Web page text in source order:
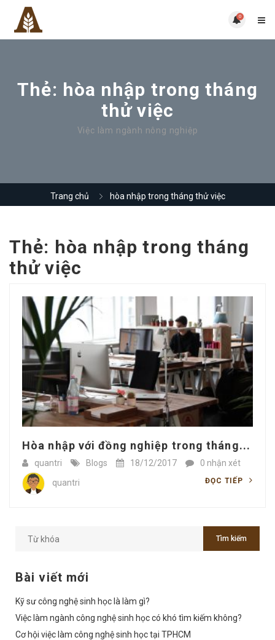
0
Thẻ: hòa nhập trong tháng
thử việc
Việc làm ngành nông nghiệp
Trang chủ hòa nhập trong tháng thử việc
Thẻ: hòa nhập trong tháng
thử việc
Hòa nhập với đồng nghiệp trong tháng...
quantri Blogs 18/12/2017 0 nhận xét
quantri ĐỌC TIẾP
Bài viết mới
Kỹ sư công nghệ sinh học là làm gì?
Việc làm ngành công nghệ sinh học có khó tìm kiếm không?
Cơ hội việc làm công nghệ sinh học tại TPHCM